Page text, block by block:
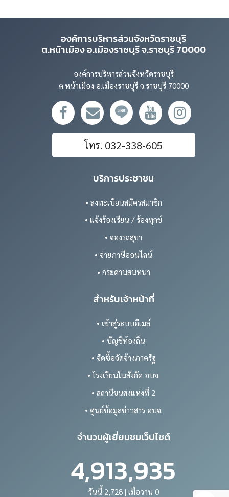
องค์การบริหารส่วนจังหวัดราชบุรี
ต.หน้าเมือง อ.เมืองราชบุรี จ.ราชบุรี 70000
องค์การบริหารส่วนจังหวัดราชบุรี
ต.หน้าเมือง อ.เมืองราชบุรี จ.ราชบุรี 70000
โทร. 032-338-605
บริการประชาชน
• ลงทะเบียนสมัครสมาชิก
• แจ้งร้องเรียน / ร้องทุกข์
• จองรถสุขา
• จ่ายภาษีออนไลน์
• กระดานสนทนา
สำหรับเจ้าหน้าที่
• เข้าสู่ระบบอีเมล์
• บัญชีท้องถิ่น
• จัดซื้อจัดจ้างภาครัฐ
• โรงเรียนในสังกัด อบจ.
• สถานีขนส่งแห่งที่ 2
• ศูนย์ข้อมูลข่าวสาร อบจ.
จำนวนผู้เยี่ยมชมเว็ปไซต์
4,913,935
วันนี้ 2,728 | เมื่อวาน 0